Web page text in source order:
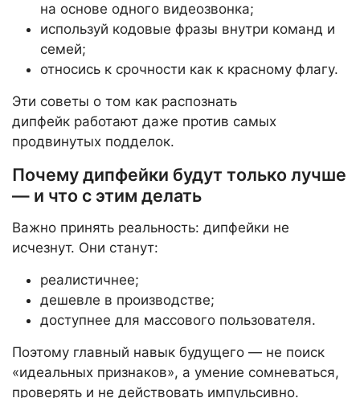
на основе одного видеозвонка;
используй кодовые фразы внутри команд и
семей;
относись к срочности как к красному флагу.
Эти советы о том как распознать
дипфейк работают даже против самых
продвинутых подделок.
Почему дипфейки будут только лучше
— и что с этим делать
Важно принять реальность: дипфейки не
исчезнут. Они станут:
реалистичнее;
дешевле в производстве;
доступнее для массового пользователя.
Поэтому главный навык будущего — не поиск
«идеальных признаков», а умение сомневаться,
проверять и не действовать импульсивно.